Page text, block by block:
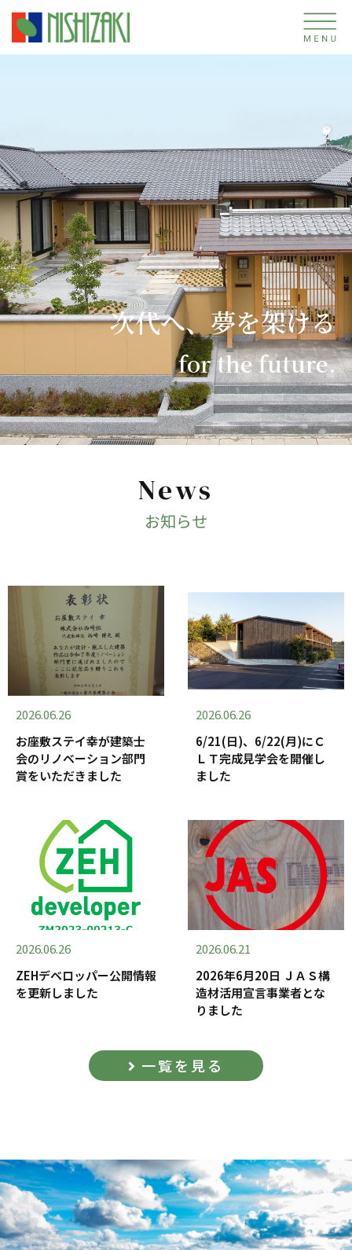
次代へ、夢を架ける
for the future.
News
お知らせ
2026.06.26
お座敷ステイ幸が建築士
会のリノベーション部門
賞をいただきました
2026.06.26
6/21(日)、6/22(月)にＣ
ＬＴ完成見学会を開催し
ました
2026.06.26
ZEHデベロッパー公開情報
を更新しました
2026.06.21
2026年6月20日 ＪＡＳ構
造材活用宣言事業者とな
りました
一覧を見る